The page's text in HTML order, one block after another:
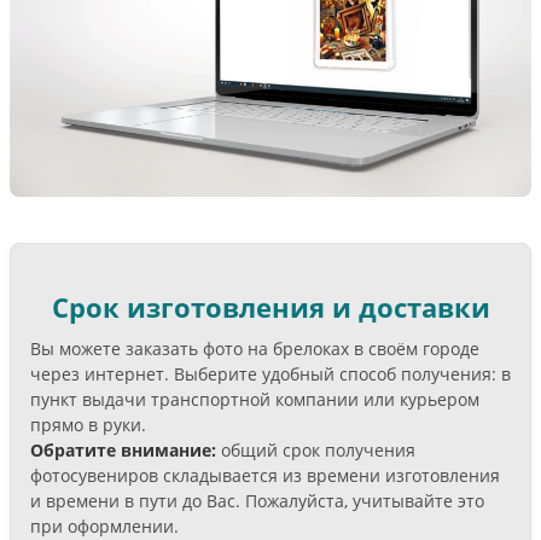
Срок изготовления и доставки
Вы можете заказать фото на брелоках в своём городе
через интернет. Выберите удобный способ получения: в
пункт выдачи транспортной компании или курьером
прямо в руки.
Обратите внимание: общий срок получения
фотосувениров складывается из времени изготовления
и времени в пути до Вас. Пожалуйста, учитывайте это
при оформлении.